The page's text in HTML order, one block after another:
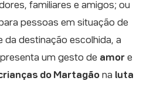
familiares e amigos; ou
pessoas em situação de
da destinação escolhida, a
um gesto de amor e
do Martagão na luta